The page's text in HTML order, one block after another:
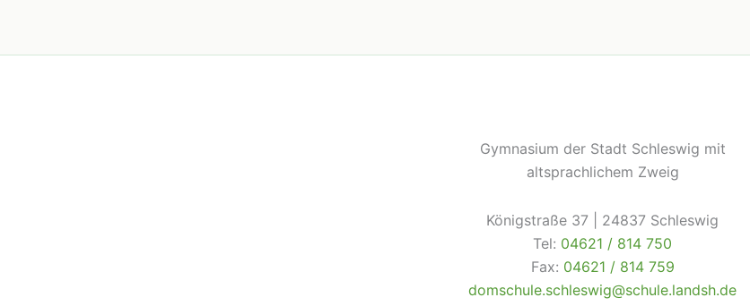
Gymnasium der Stadt Schleswig mit
altsprachlichem Zweig
Königstraße 37 | 24837 Schleswig
Tel: 04621 / 814 750
Fax: 04621 / 814 759
domschule.schleswig@schule.landsh.de